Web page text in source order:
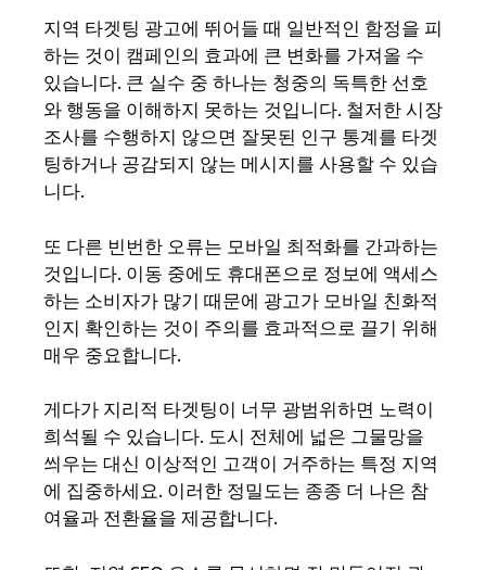
지역 타겟팅 광고에 뛰어들 때 일반적인 함정을 피
하는 것이 캠페인의 효과에 큰 변화를 가져올 수
있습니다. 큰 실수 중 하나는 청중의 독특한 선호
와 행동을 이해하지 못하는 것입니다. 철저한 시장
조사를 수행하지 않으면 잘못된 인구 통계를 타겟
팅하거나 공감되지 않는 메시지를 사용할 수 있습
니다.
또 다른 빈번한 오류는 모바일 최적화를 간과하는
것입니다. 이동 중에도 휴대폰으로 정보에 액세스
하는 소비자가 많기 때문에 광고가 모바일 친화적
인지 확인하는 것이 주의를 효과적으로 끌기 위해
매우 중요합니다.
게다가 지리적 타겟팅이 너무 광범위하면 노력이
희석될 수 있습니다. 도시 전체에 넓은 그물망을
씌우는 대신 이상적인 고객이 거주하는 특정 지역
에 집중하세요. 이러한 정밀도는 종종 더 나은 참
여율과 전환율을 제공합니다.